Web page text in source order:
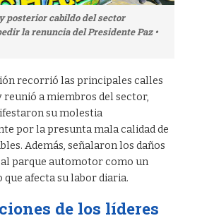
posterior cabildo del sector
la renuncia del Presidente Paz •
recorrió las principales calles
reunió a miembros del sector,
su molestia
por la presunta mala calidad de
Además, señalaron los daños
parque automotor como un
afecta su labor diaria.
de los líderes